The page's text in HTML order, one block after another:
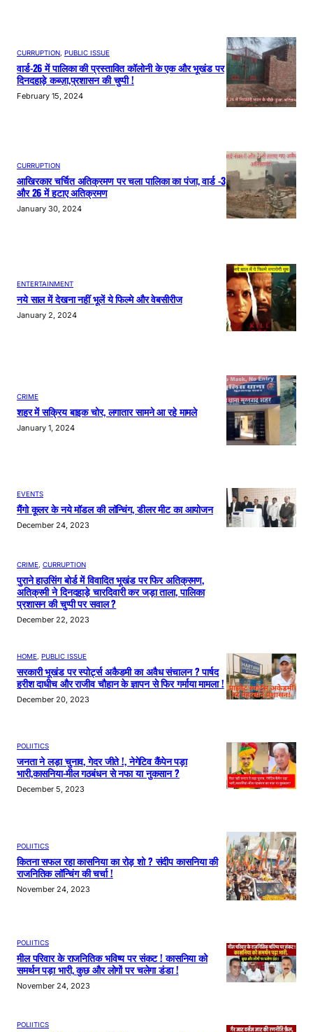
CURRUPTION PUBLIC ISSUE
वार्ड-26 में पालिका की प्रस्तावित कॉलोनी के एक और भूखंड पर
दिनदहाड़े कब्ज़ा,प्रशासन की चुप्पी !
February 15, 2024
CURRUPTION
आखिरकार चर्चित अतिक्रमण पर चला पालिका का पंजा, वार्ड -3
और 26 में हटाए अतिक्रमण
January 30, 2024
ENTERTAINMENT
नये साल में देखना नहीं भूलें ये फिल्मे और वेबसीरीज
January 2, 2024
CRIME
शहर में सक्रिय बाइक चोर, लगातार सामने आ रहे मामले
January 1, 2024
EVENTS
मैंगो कूलर के नये मॉडल की लॉन्चिंग, डीलर मीट का आयोजन
December 24, 2023
CRIME CURRUPTION
पुराने हाउसिंग बोर्ड में विवादित भूखंड पर फिर अतिक्रमण,
अतिक्रमी ने दिनदहाड़े चारदिवारी कर जड़ा ताला, पालिका
प्रशासन की चुप्पी पर सवाल ?
December 22, 2023
HOME, PUBLIC ISSUE
सरकारी भूखंड पर स्पोर्ट्स अकैडमी का अवैध संचालन ? पार्षद
हरीश दाधीच और राजीव चौहान के ज्ञापन से फिर गर्माया मामला !
December 20, 2023
POLIITICS
जनता ने लड़ा चुनाव, गेदर जीते !, नेगेटिव कैंपेन पड़ा
भारी,कासनिया-मील गठबंधन से नफा या नुकसान ?
December 5, 2023
POLIITICS
कितना सफल रहा कासनिया का रोड़ शो ? संदीप कासनिया की
राजनितिक लॉन्चिंग की चर्चा !
November 24, 2023
POLIITICS
मील परिवार के राजनितिक भविष्य पर संकट ! कासनिया को
समर्थन पड़ा भारी, कुछ और लोगों पर चलेगा डंडा !
November 24, 2023
POLIITICS